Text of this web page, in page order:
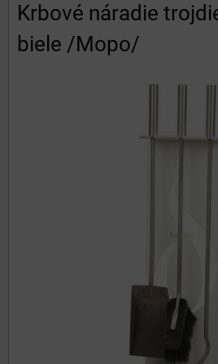
Krbové náradie
biele /Mopo/